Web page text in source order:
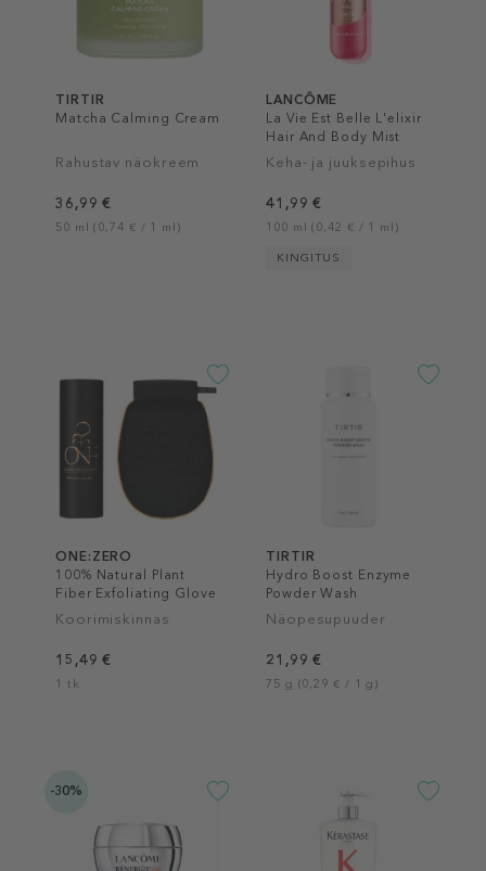
TIRTIR
Matcha Calming Cream
Rahustav näokreem
36,99 €
50 ml (0,74 € / 1 ml)
LANCÔME
La Vie Est Belle L'elixir
Hair And Body Mist
Keha- ja juuksepihus
41,99 €
100 ml (0,42 € / 1 ml)
KINGITUS
ONE:ZERO
100% Natural Plant
Fiber Exfoliating Glove
Koorimiskinnas
15,49 €
1 tk
TIRTIR
Hydro Boost Enzyme
Powder Wash
Näopesupuuder
21,99 €
75 g (0,29 € / 1 g)
-30%